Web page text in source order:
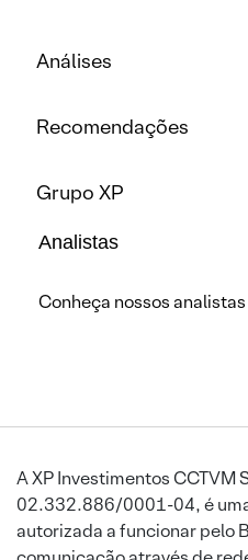
Análises
Recomendações
Grupo XP
Analistas
Conheça nossos analistas
A XP Investimentos CCTVM
02.332.886/0001-04, é
autorizada a funcionar pelo